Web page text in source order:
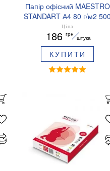
Папір офісний MAESTRO
STANDART А4 80 г/м2
аркушів клас B
Ціна
186 грн
штука
КУПИТИ